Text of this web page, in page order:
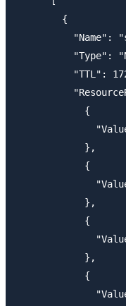
        {
"Name":
"Type":
"TTL":
            {
            },
            {
            },
            {
            },
            {